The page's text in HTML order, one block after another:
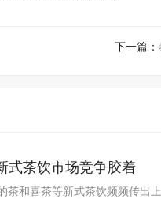
下一篇：
式茶饮市场竞争胶着
茶和喜茶等新式茶饮频频传出